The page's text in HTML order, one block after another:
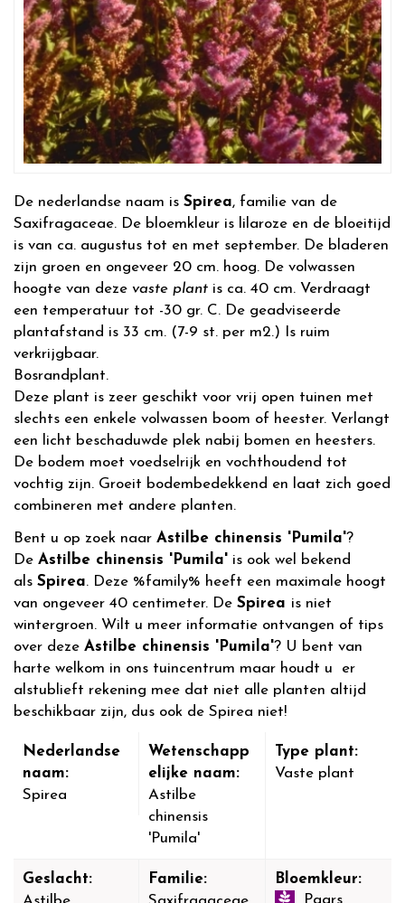
De nederlandse naam is Spirea, familie van de
Saxifragaceae. De bloemkleur is lilaroze en de bloeitijd
is van ca. augustus tot en met september. De bladeren
zijn groen en ongeveer 20 cm. hoog. De volwassen
hoogte van deze vaste plant is ca. 40 cm. Verdraagt
een temperatuur tot -30 gr. C. De geadviseerde
plantafstand is 33 cm. (7-9 st. per m2.) Is ruim
verkrijgbaar.
Bosrandplant.
Deze plant is zeer geschikt voor vrij open tuinen met
slechts een enkele volwassen boom of heester. Verlangt
een licht beschaduwde plek nabij bomen en heesters.
De bodem moet voedselrijk en vochthoudend tot
vochtig zijn. Groeit bodembedekkend en laat zich goed
combineren met andere planten.
Bent u op zoek naar Astilbe chinensis 'Pumila'?
De Astilbe chinensis 'Pumila' is ook wel bekend
als Spirea. Deze %family% heeft een maximale hoogt
van ongeveer 40 centimeter. De Spirea is niet
wintergroen. Wilt u meer informatie ontvangen of tips
over deze Astilbe chinensis 'Pumila'? U bent van
harte welkom in ons tuincentrum maar houdt u er
alstublieft rekening mee dat niet alle planten altijd
beschikbaar zijn, dus ook de Spirea niet!
Nederlandse
naam:
Spirea
Wetenschapp
elijke naam:
Astilbe
chinensis
'Pumila'
Type plant:
Vaste plant
Geslacht:
Familie:
Bloemkleur: